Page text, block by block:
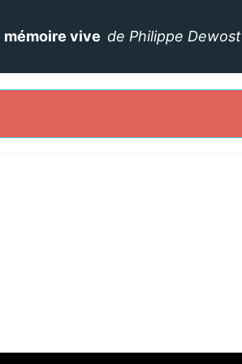
mémoire vive de Philippe Dewost